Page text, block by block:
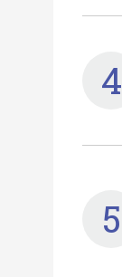
4
5